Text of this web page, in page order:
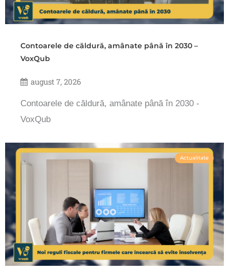
Contoarele de căldură, amânate până în 2030 –
VoxQub
august 7, 2026
Contoarele de căldură, amânate până în 2030 -
VoxQub
Actualitate